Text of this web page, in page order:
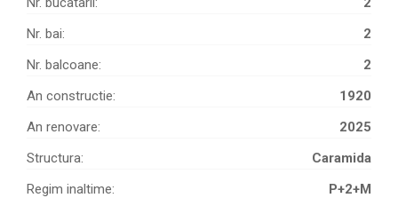
Nr. bai:
2
Nr. balcoane:
2
An constructie:
1920
An renovare:
2025
Structura:
Caramida
Regim inaltime:
P+2+M